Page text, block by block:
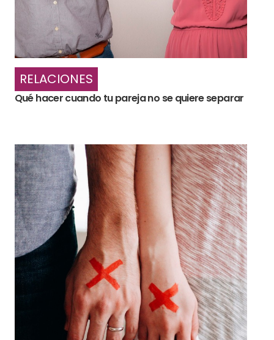
RELACIONES
Qué hacer cuando tu pareja no se quiere separar